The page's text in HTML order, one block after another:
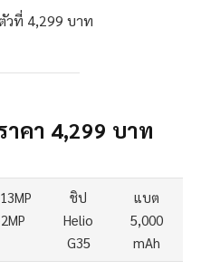
วที่ 4,299 บาท
าคา 4,299 บาท
ชิป
Helio
G35
แบต
5,000
mAh